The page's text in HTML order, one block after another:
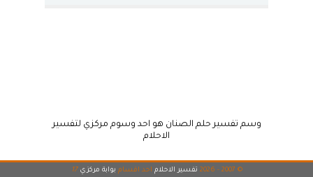
وسم تفسير حلم الصنان هو احد وسوم مركزي لتفسير
الاحلام
© 2007 - 2026 تفسير الاحلام احد اقسام بوابة مركزي 17